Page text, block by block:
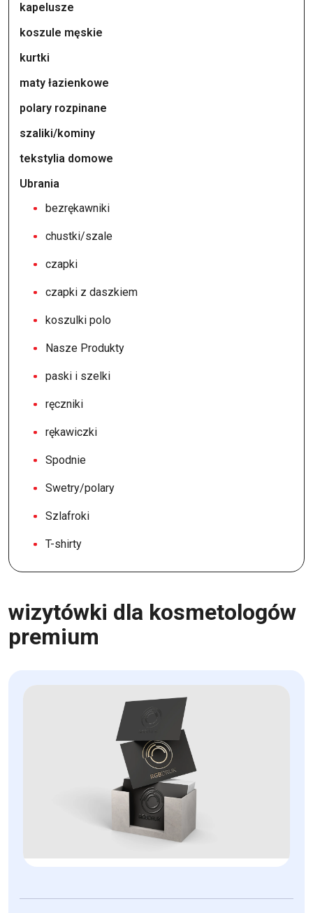
kapelusze
koszule męskie
kurtki
maty łazienkowe
polary rozpinane
szaliki/kominy
tekstylia domowe
Ubrania
bezrękawniki
chustki/szale
czapki
czapki z daszkiem
koszulki polo
Nasze Produkty
paski i szelki
ręczniki
rękawiczki
Spodnie
Swetry/polary
Szlafroki
T-shirty
wizytówki dla kosmetologów
premium